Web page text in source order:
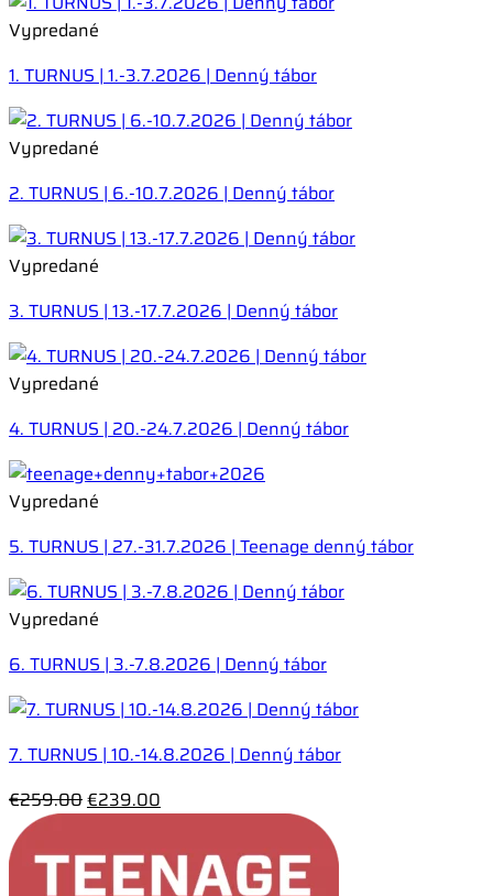
Vypredané
1. TURNUS | 1.-3.7.2026 | Denný tábor
Vypredané
2. TURNUS | 6.-10.7.2026 | Denný tábor
Vypredané
3. TURNUS | 13.-17.7.2026 | Denný tábor
Vypredané
4. TURNUS | 20.-24.7.2026 | Denný tábor
Vypredané
5. TURNUS | 27.-31.7.2026 | Teenage denný tábor
Vypredané
6. TURNUS | 3.-7.8.2026 | Denný tábor
7. TURNUS | 10.-14.8.2026 | Denný tábor
€259.00Pôvodná
bola:
€259.00.
€239.00
je:
€239.00.